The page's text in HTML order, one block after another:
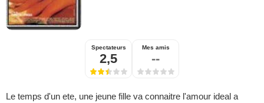
Spectateurs
2,5
Mes amis
--
Le temps d'un ete, une jeune fille va connaitre l'amour ideal a